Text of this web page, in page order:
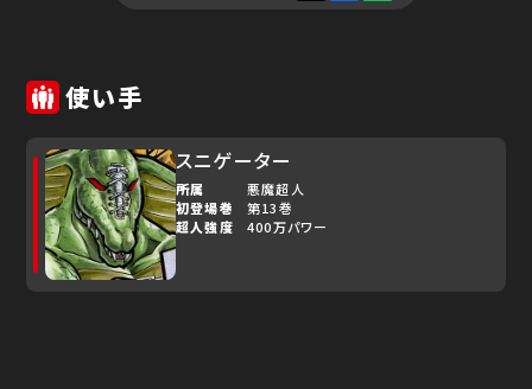
使い手
スニゲーター
所属
悪魔超人
初登場巻
第13巻
超人強度
400万パワー